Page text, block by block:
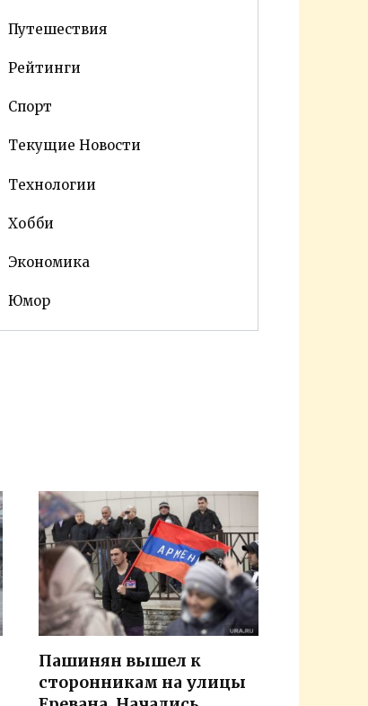
Путешествия
Рейтинги
Спорт
Текущие Новости
Технологии
Хобби
Экономика
Юмор
Пашинян вышел к
сторонникам на улицы